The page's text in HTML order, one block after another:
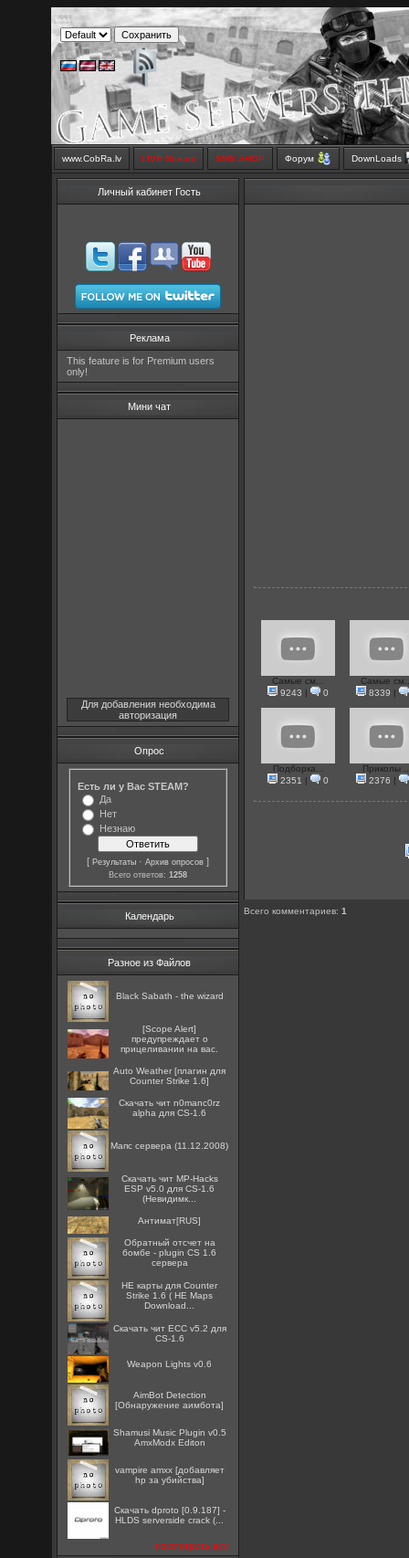
www.CobRa.lv LIVE Stream SMS SHOP Форум DownLoads
Личный кабинет Гость
Реклама
This feature is for Premium users
only!
Мини чат
Для добавления необходима
авторизация
Опрос
Есть ли у Вас STEAM?
Да
Нет
Незнаю
[Результаты ·Архив опросов ]
Всего ответов:1258
Календарь
Разное из Файлов
Black Sabath - the wizard
[Scope Alert]
предупреждает о
прицеливании на вас.
Auto Weather [плагин для
Counter Strike 1.6]
Скачать чит n0manc0rz
alpha для CS-1.6
Мапс сервера (11.12.2008)
Скачать чит MP-Hacks
ESP v5.0 для CS-1.6
(Невидимк...
Антимат[RUS]
Обратный отсчет на
бомбе - plugin CS 1.6
сервера
HE карты для Counter
Strike 1.6 ( HE Maps
Download...
Скачать чит ECC v5.2 для
CS-1.6
Weapon Lights v0.6
AimBot Detection
[Обнаружение аимбота]
Shamusi Music Plugin v0.5
AmxModx Editon
vampire amxx [добавляет
hp за убийства]
Скачать dproto [0.9.187] -
HLDS serverside crack (...
посмотреть все
Самые см...
9243 | 0
Самые
8339 |
Подборка...
2351 | 0
Приколы
2376 |
Всего комментариев:1